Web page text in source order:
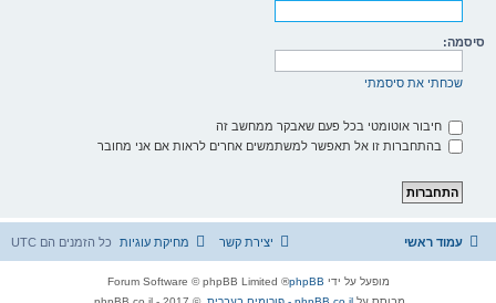
סיסמה:
שכחתי את סיסמתי
חיבור אוטומטי בכל פעם שאבקר ממחשב זה
בהתחברות זו אל תאפשר למשתמשים אחרים לראות אם אני מחובר
עמוד ראשי כל הזמנים הם UTC מחיקת עוגיות יצירת קשר
מופעל על ידי phpBB
® Forum Software © phpBB Limited